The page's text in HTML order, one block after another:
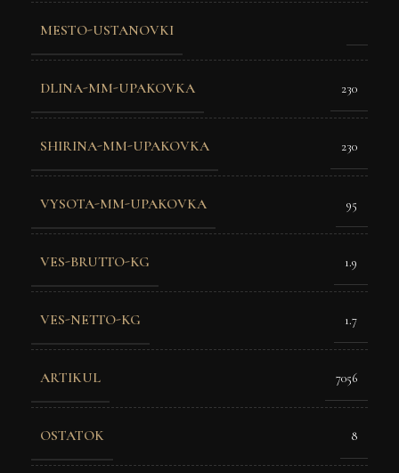
MESTO-USTANOVKI
DLINA-MM-UPAKOVKA 230
SHIRINA-MM-UPAKOVKA 230
VYSOTA-MM-UPAKOVKA 95
VES-BRUTTO-KG 1.9
VES-NETTO-KG 1.7
ARTIKUL 7056
OSTATOK 8